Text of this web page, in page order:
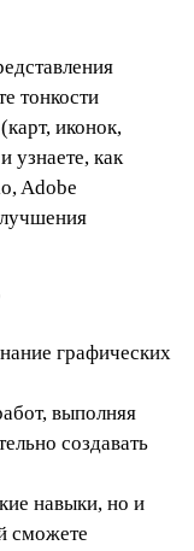
тонкости
иконок,
узнаете, как
Adobe
графических
выполняя
создавать
навыки, но и
сможете